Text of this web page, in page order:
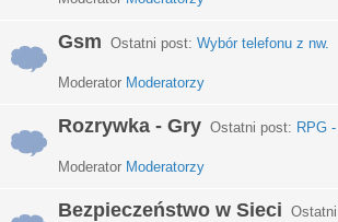
Gsm Ostatni post: Wybór telefonu z nw.
Moderator Moderatorzy
Rozrywka - Gry Ostatni post: RPG
Moderator Moderatorzy
Bezpieczeństwo w Sieci